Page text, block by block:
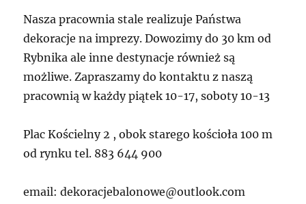
Nasza pracownia stale realizuje Państwa
dekoracje na imprezy. Dowozimy do 30 km od
Rybnika ale inne destynacje również są
możliwe. Zapraszamy do kontaktu z naszą
pracownią w każdy piątek 10-17, soboty 10-13
Plac Kościelny 2 , obok starego kościoła 100 m
od rynku tel. 883 644 900
email: dekoracjebalonowe@outlook.com